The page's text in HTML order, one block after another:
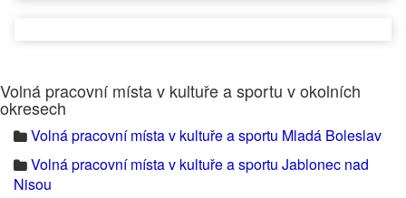
Volná pracovní místa v kultuře a sportu v okolních
okresech
Volná pracovní místa v kultuře a sportu Mladá Boleslav
Volná pracovní místa v kultuře a sportu Jablonec nad
Nisou